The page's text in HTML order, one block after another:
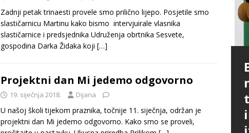
Zadnji petak trinaesti provele smo prilično lijepo. Posjetile smo
slastičarnicu Martinu kako bismo intervjuirale vlasnika
slastičarnice i predsjednika Udruženja obrtnika Sesvete,
gospodina Darka Židaka koji […]
Projektni dan Mi jedemo odgovorno
19. siječnja 2018. Dijana
U našoj školi tijekom praznika, točnije 11. siječnja, održan je
projektni dan Mi jedemo odgovorno. Kako smo se proveli,
[…]